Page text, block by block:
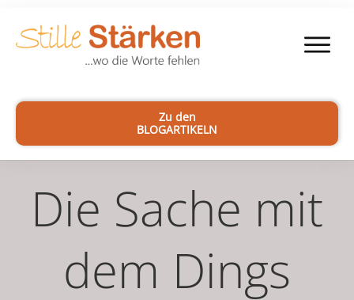
Zu den
BLOGARTIKELN
Die Sache mit
dem Dings